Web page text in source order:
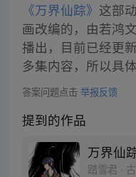
《万界仙踪》 这部
画改编的，由若鸿
播出，目前已经更
多集内容，所以具
答案问题点击 举报反馈
提到的作品
万界仙
踏雪君 ·